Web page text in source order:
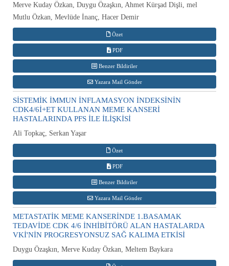
Merve Kuday Özkan, Duygu Özaşkın, Ahmet Kürşad Dişli, mel
Mutlu Özkan, Mevlüde İnanç, Hacer Demir
Özet
PDF
Benzer Bildiriler
Yazara Mail Gönder
SİSTEMİK İMMUN İNFLAMASYON İNDEKSİNİN
CDK4/6İ+ET KULLANAN MEME KANSERİ
HASTALARINDA PFS İLE İLİŞKİSİ
Ali Topkaç, Serkan Yaşar
Özet
PDF
Benzer Bildiriler
Yazara Mail Gönder
METASTATİK MEME KANSERİNDE 1.BASAMAK
TEDAVİDE CDK 4/6 İNHİBİTÖRÜ ALAN HASTALARDA
VKİ'NİN PROGRESYONSUZ SAĞ KALIMA ETKİSİ
Duygu Özaşkın, Merve Kuday Özkan, Meltem Baykara